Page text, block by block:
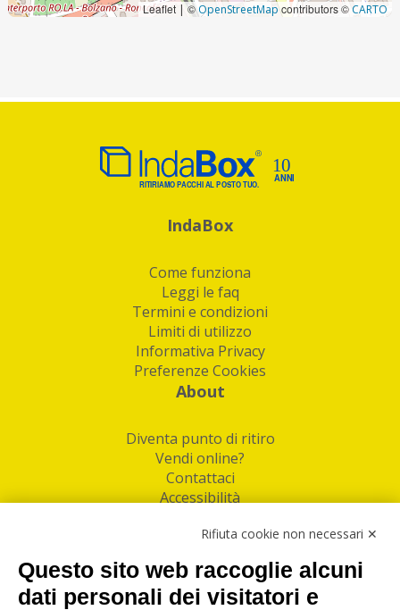
Leaflet | ©OpenStreetMapcontributors © CARTO
IndaBox
Come funziona
Leggi le faq
Termini e condizioni
Limiti di utilizzo
Informativa Privacy
Preferenze Cookies
About
Diventa punto di ritiro
Vendi online?
Contattaci
Accessibilità
Facebook
Linkedin
Rifiuta cookie non necessari ✕
Questo sito web raccoglie alcuni
dati personali dei visitatori e